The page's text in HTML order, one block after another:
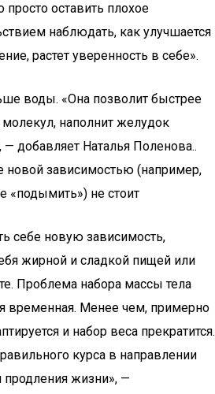
оставить плохое
наблюдать, как улучшается
растет уверенность в себе».
воды. «Она позволит быстрее
наполнит желудок
— добавляет Наталья Поленова..
новой зависимостью (например,
«подымить») не стоит
себе новую зависимость,
жирной и сладкой пищей или
Проблема набора массы тела
временная. Менее чем, примерно
и набор веса прекратится.
курса в направлении
продления жизни», —